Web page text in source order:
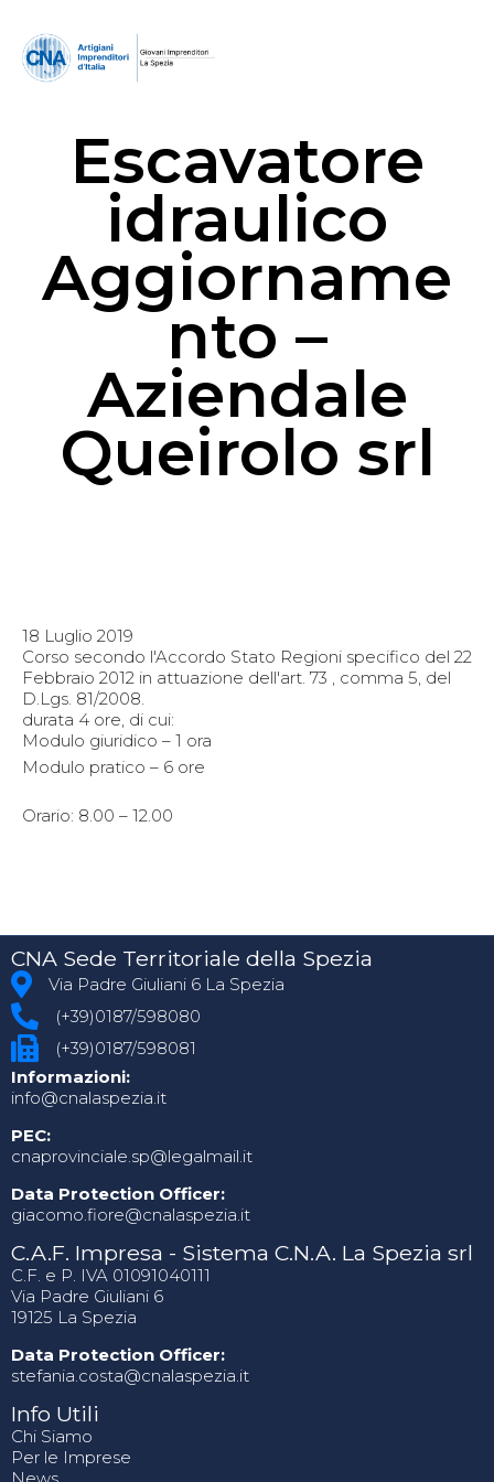
Escavatore
idraulico
Aggiorname
nto –
Aziendale
Queirolo srl
18 Luglio 2019
Corso secondo l'Accordo Stato Regioni specifico del 22
Febbraio 2012 in attuazione dell'art. 73 , comma 5, del
D.Lgs. 81/2008.
durata 4 ore, di cui:
Modulo giuridico – 1 ora
Modulo pratico – 6 ore
Orario: 8.00 – 12.00
CNA Sede Territoriale della Spezia
Via Padre Giuliani 6 La Spezia
(+39)0187/598080
(+39)0187/598081
Informazioni:
info@cnalaspezia.it
PEC:
cnaprovinciale.sp@legalmail.it
Data Protection Officer:
giacomo.fiore@cnalaspezia.it
C.A.F. Impresa - Sistema C.N.A. La Spezia srl
C.F. e P. IVA 01091040111
Via Padre Giuliani 6
19125 La Spezia
Data Protection Officer:
stefania.costa@cnalaspezia.it
Info Utili
Chi Siamo
Per le Imprese